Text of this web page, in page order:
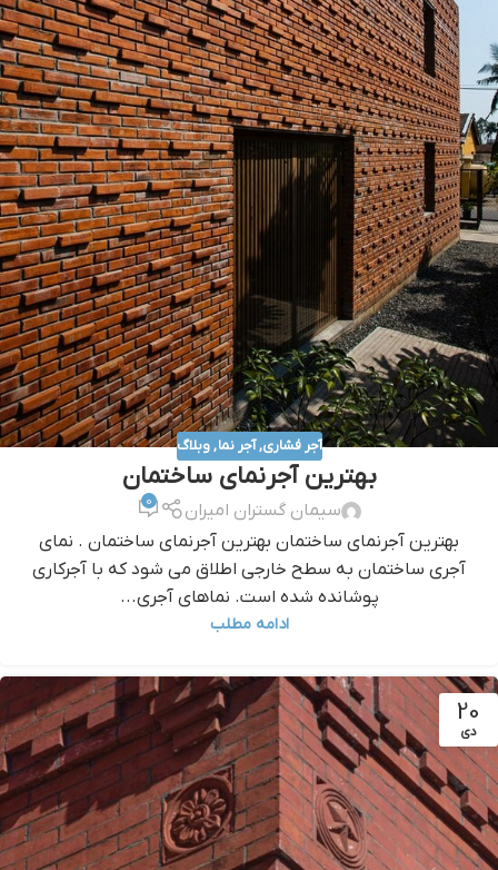
آجر فشاری,آجر نما,وبلاگ
بهترین آجرنمای ساختمان
سیمان گستران امیران 0
بهترین آجرنمای ساختمان بهترین آجرنمای ساختمان . نمای
آجری ساختمان به سطح خارجی اطلاق می شود که با آجرکاری
پوشانده شده است. نماهای آجری...
ادامه مطلب
20
دی